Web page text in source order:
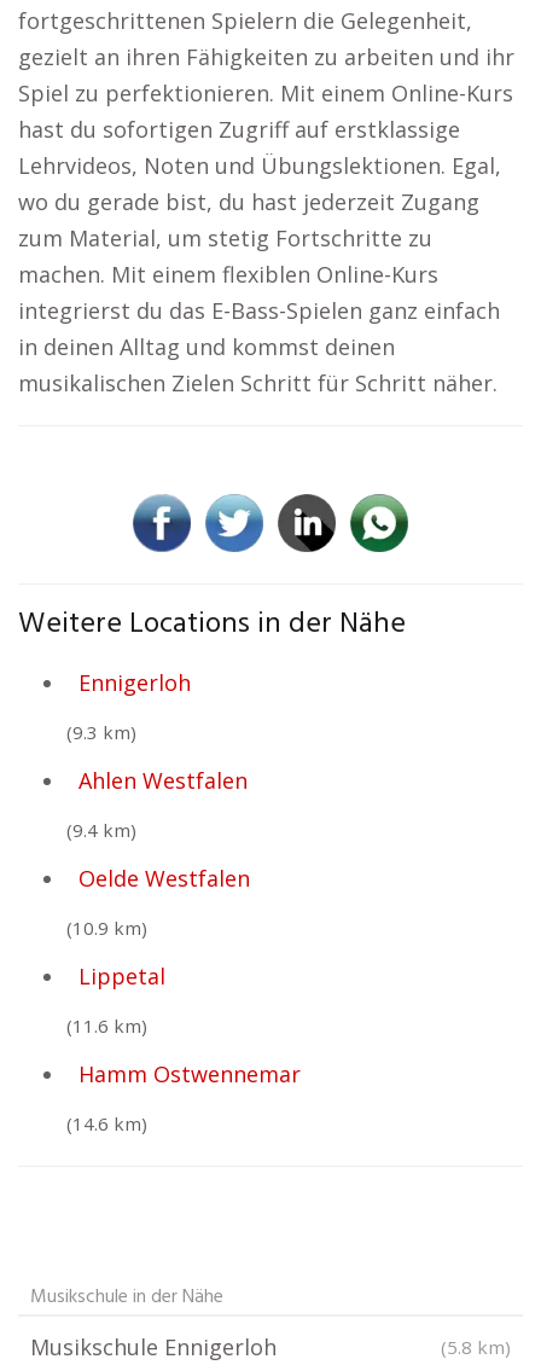
fortgeschrittenen Spielern die Gelegenheit,
gezielt an ihren Fähigkeiten zu arbeiten und ihr
Spiel zu perfektionieren. Mit einem Online-Kurs
hast du sofortigen Zugriff auf erstklassige
Lehrvideos, Noten und Übungslektionen. Egal,
wo du gerade bist, du hast jederzeit Zugang
zum Material, um stetig Fortschritte zu
machen. Mit einem flexiblen Online-Kurs
integrierst du das E-Bass-Spielen ganz einfach
in deinen Alltag und kommst deinen
musikalischen Zielen Schritt für Schritt näher.
Weitere Locations in der Nähe
Ennigerloh
(9.3 km)
Ahlen Westfalen
(9.4 km)
Oelde Westfalen
(10.9 km)
Lippetal
(11.6 km)
Hamm Ostwennemar
(14.6 km)
Musikschule in der Nähe
Musikschule Ennigerloh (5.8 km)